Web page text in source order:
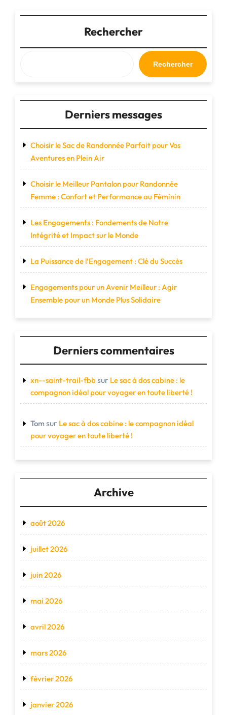
:
Un
engagement
pour
un
avenir
Rechercher
Rechercher
Derniers messages
Choisir le Sac de Randonnée Parfait pour Vos
Aventures en Plein Air
Choisir le Meilleur Pantalon pour Randonnée
Femme : Confort et Performance au Féminin
Les Engagements : Fondements de Notre
Intégrité et Impact sur le Monde
La Puissance de l’Engagement : Clé du Succès
Engagements pour un Avenir Meilleur : Agir
Ensemble pour un Monde Plus Solidaire
Derniers commentaires
xn--saint-trail-fbbsur Le sac à dos cabine : le
compagnon idéal pour voyager en toute liberté !
Tom sur Le sac à dos cabine : le compagnon idéal
pour voyager en toute liberté !
Archive
août 2026
juillet 2026
juin 2026
mai 2026
avril 2026
mars 2026
février 2026
janvier 2026